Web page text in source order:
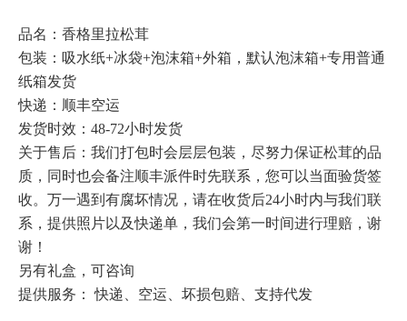
品名：香格里拉松茸
包装：吸水纸+冰袋+泡沫箱+外箱，默认泡沫箱+专用普通
纸箱发货
快递：顺丰空运
发货时效：48-72小时发货
关于售后：我们打包时会层层包装，尽努力保证松茸的品
质，同时也会备注顺丰派件时先联系，您可以当面验货签
收。万一遇到有腐坏情况，请在收货后24小时内与我们联
系，提供照片以及快递单，我们会第一时间进行理赔，谢
谢！
另有礼盒，可咨询
提供服务： 快递、空运、坏损包赔、支持代发